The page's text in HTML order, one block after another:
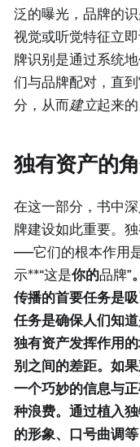
泛的曝光，品牌的
视觉或听觉特征立
牌识别是通过系统
们与品牌配对，直
分，从而建立起来的
独有资产的
在这一部分，书中
牌建设如此重要。
——它们的根本作用
示**“这是你的品牌”
传播的首要任务是
任务是确保人们知
独有资产发挥作用
别之间的差距。如
一个巧妙的信息与
种浪费。通过植入
的形象、口号曲调